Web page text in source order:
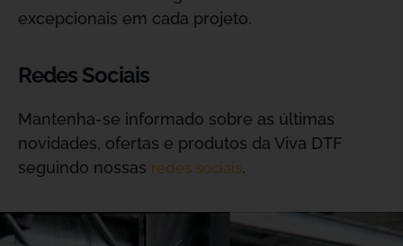
excepcionais em cada projeto.
Redes Sociais
Mantenha-se informado sobre as últimas
novidades, ofertas e produtos da Viva DTF
seguindo nossas redes sociais.